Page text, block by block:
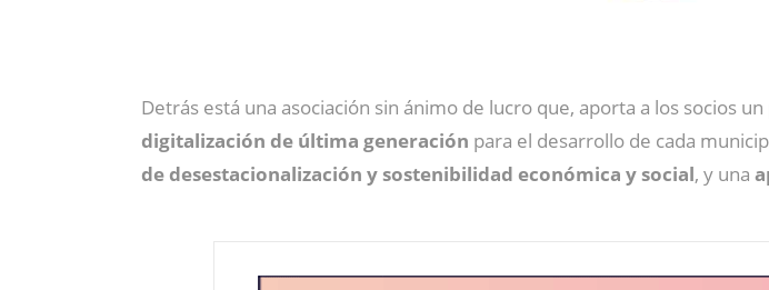
Detrás está una asociación sin ánimo de lucro que, aporta a los socios
digitalización de última generación para el desarrollo de cada
de desestacionalización y sostenibilidad económica y social, y una